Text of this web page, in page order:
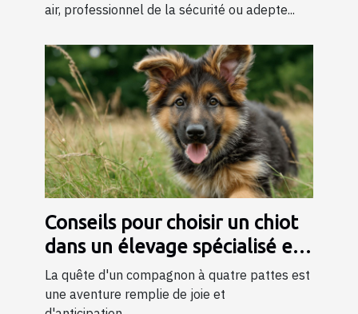
air, professionnel de la sécurité ou adepte...
Conseils pour choisir un chiot
dans un élevage spécialisé en
bergers
La quête d'un compagnon à quatre pattes est
une aventure remplie de joie et